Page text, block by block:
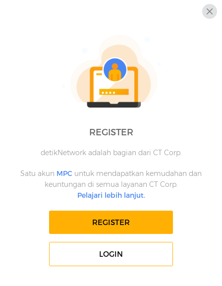
REGISTER
detikNetwork adalah bagian dari CT Corp.
Satu akun MPC untuk mendapatkan kemudahan dan
keuntungan di semua layanan CT Corp.
Pelajari lebih lanjut.
REGISTER
LOGIN